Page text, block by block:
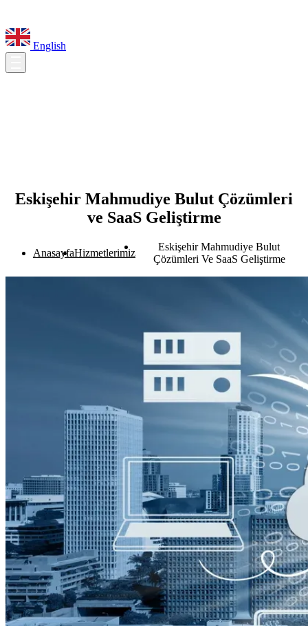
English
Eskişehir Mahmudiye Bulut Çözümleri
ve SaaS Geliştirme
AnasayfaHizmetlerimiz
Eskişehir Mahmudiye Bulut
Çözümleri Ve SaaS Geliştirme